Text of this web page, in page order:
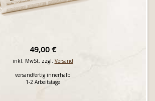
49,00 €
inkl. MwSt. zzgl. Versand
versandfertig innerhalb
1-2 Arbeitstage